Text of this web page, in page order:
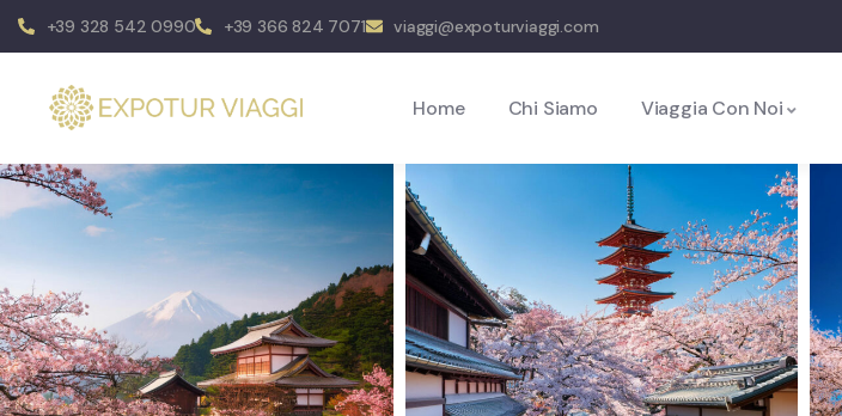
+39 328 542 0990 +39 366 824 7071 viaggi@expoturviaggi.com
Home Chi Siamo Viaggia Con Noi